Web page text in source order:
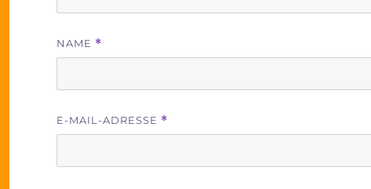
NAME *
E-MAIL-ADRESSE *